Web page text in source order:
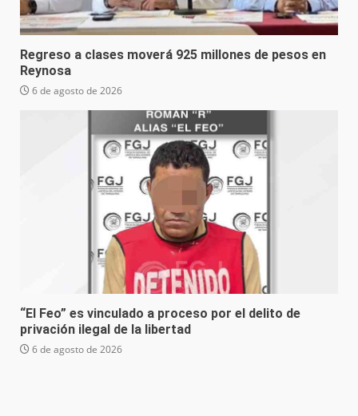
Regreso a clases moverá 925 millones de pesos en
Reynosa
6 de agosto de 2026
“El Feo” es vinculado a proceso por el delito de
privación ilegal de la libertad
6 de agosto de 2026